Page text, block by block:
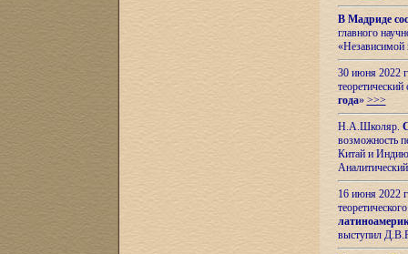
В Мадриде
главного
«Независимой
30 июня 2022
года» >>>
Н.А.Школяр.
возможность
Китай и
16 июня 2022
выступил